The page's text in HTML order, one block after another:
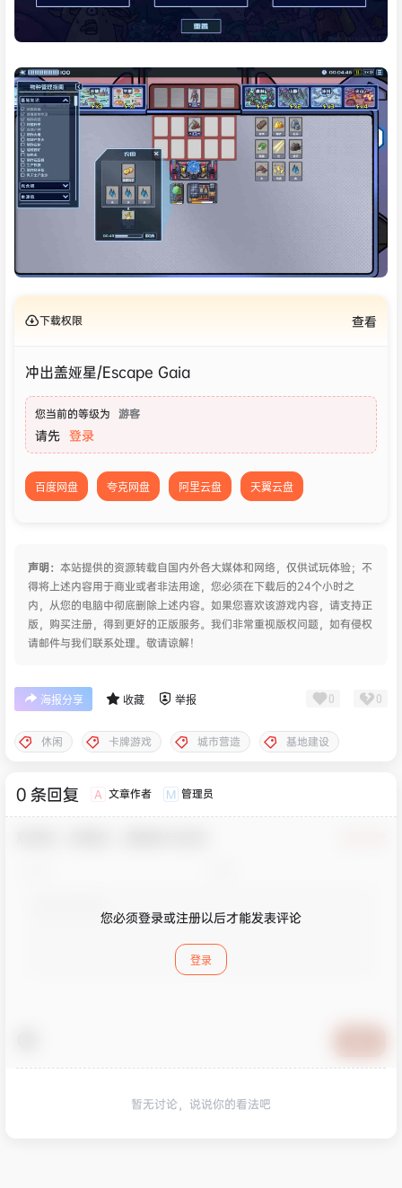
下载权限 查看
冲出盖娅星/Escape Gaia
您当前的等级为 游客
请先 登录
百度网盘 夸克网盘 阿里云盘 天翼云盘
声明： 本站提供的资源转载自国内外各大媒体和网络，仅供试玩体验；不
得将上述内容用于商业或者非法用途，您必须在下载后的24个小时之
内，从您的电脑中彻底删除上述内容。如果您喜欢该游戏内容，请支持正
版，购买注册，得到更好的正版服务。我们非常重视版权问题，如有侵权
请邮件与我们联系处理。敬请谅解！
海报分享 收藏 举报 0 0
休闲 卡牌游戏 城市营造 基地建设
0 条回复 A 文章作者 M 管理员
您必须登录或注册以后才能发表评论
登录
暂无讨论，说说你的看法吧